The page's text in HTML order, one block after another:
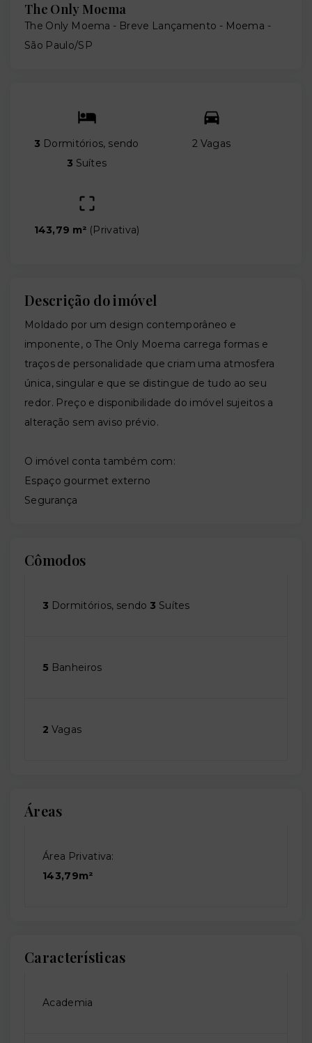
The Only Moema
The Only Moema - Breve Lançamento - Moema -
São Paulo/SP
3 Dormitórios, sendo
3 Suítes
2 Vagas
143,79 m² (Privativa)
Descrição do imóvel
Moldado por um design contemporâneo e
imponente, o The Only Moema carrega formas e
traços de personalidade que criam uma atmosfera
única, singular e que se distingue de tudo ao seu
redor. Preço e disponibilidade do imóvel sujeitos a
alteração sem aviso prévio.
O imóvel conta também com:
Espaço gourmet externo
Segurança
Cômodos
3 Dormitórios, sendo 3 Suítes
5 Banheiros
2 Vagas
Áreas
Área Privativa:
143,79m²
Características
Academia